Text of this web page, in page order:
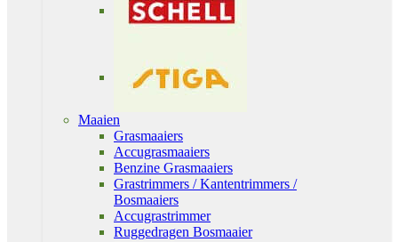
Maaien
Grasmaaiers
Accugrasmaaiers
Benzine Grasmaaiers
Grastrimmers / Kantentrimmers /
Bosmaaiers
Accugrastrimmer
Ruggedragen Bosmaaier